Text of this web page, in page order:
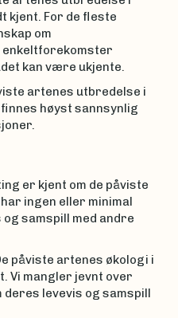
kjent. For de fleste
om
enkeltforekomster
kan være ukjente.
artenes utbredelse i
høyst sannsynlig
er kjent om de påviste
ingen eller minimal
samspill med andre
påviste artenes økologi i
Vi mangler jevnt over
deres levevis og samspill